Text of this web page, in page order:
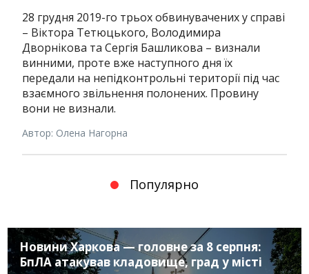
28 грудня 2019-го трьох обвинувачених у справі
– Віктора Тетюцького, Володимира
Дворнікова та Сергія Башликова – визнали
винними, проте вже наступного дня їх
передали на непідконтрольні території під час
взаємного звільнення полонених. Провину
вони не визнали.
Автор: Олена Нагорна
Популярно
Новини Харкова — головне за 8 серпня:
БпЛА атакував кладовище, град у місті